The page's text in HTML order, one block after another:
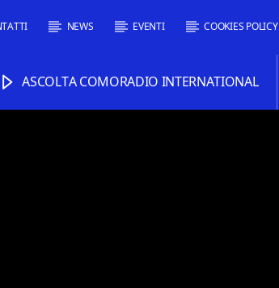
NEWS EVENTI COOKIES POLICY
ASCOLTA COMORADIO INTERNATIONAL